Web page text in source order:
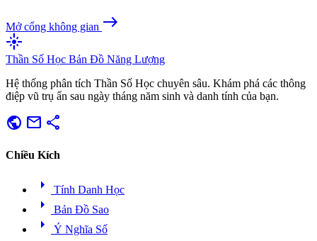
Mở cổng không gian east
flare
Thần Số Học Bản Đồ Năng Lượng
Hệ thống phân tích Thần Số Học chuyên sâu. Khám phá các thông
điệp vũ trụ ẩn sau ngày tháng năm sinh và danh tính của bạn.
public mail share
Chiều Kích
arrow_right Tính Danh Học
arrow_right Bản Đồ Sao
arrow_right Ý Nghĩa Số